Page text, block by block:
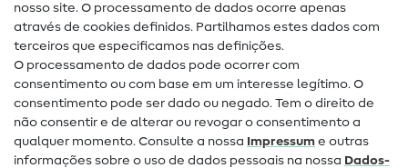
Ajuda e contacto
Contacto
Mudança de proprietário
Perguntas frequentes (FAQ)
Direito de cancelamento
nosso site. O processamento de dados ocorre apenas
através de cookies definidos. Partilhamos estes dados com
terceiros que especificamos nas definições.
O processamento de dados pode ocorrer com
consentimento ou com base em um interesse legítimo. O
consentimento pode ser dado ou negado. Tem o direito de
não consentir e de alterar ou revogar o consentimento a
qualquer momento. Consulte a nossa Impressum e outras
informações sobre o uso de dados pessoais na nossa Dados­